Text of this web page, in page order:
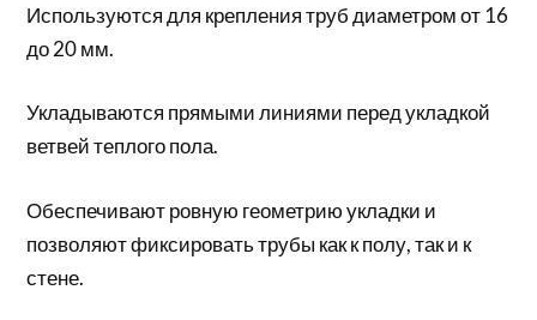
Используются для крепления труб диаметром от 16
до 20 мм.
Укладываются прямыми линиями перед укладкой
ветвей теплого пола.
Обеспечивают ровную геометрию укладки и
позволяют фиксировать трубы как к полу, так и к
стене.